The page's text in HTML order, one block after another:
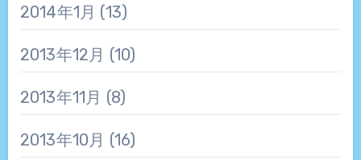
2014年1月 (13)
2013年12月 (10)
2013年11月 (8)
2013年10月 (16)